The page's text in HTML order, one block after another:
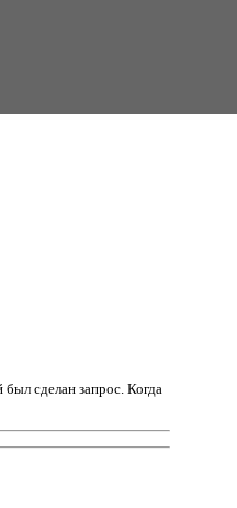
сделан запрос. Когда